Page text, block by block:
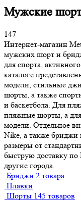
Мужские
147
Интернет-магазин
мужских шорт и
для спорта,
каталоге
модели, стильные
шорты, а также
и баскетбола. Для
пляжные шорты, а
модели. Отдельное
Nike, а также
размеры от
быструю доставку
другие города.
Бриджи 2 товара
Плавки
Шорты 145 товаров